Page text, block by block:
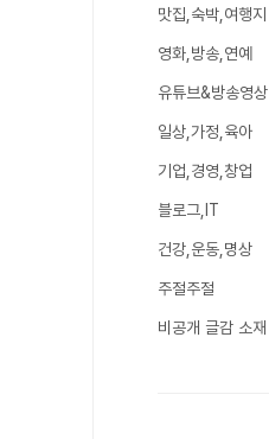
맛집,숙박,여행지
영화,방송,연예
유튜브&방송영상
일상,가정,육아
기업,경영,창업
블로그,IT
건강,운동,명상
주절주절
비공개 글감 소재